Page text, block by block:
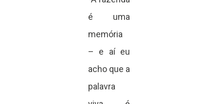
é uma
memória
– e aí eu
acho que a
palavra